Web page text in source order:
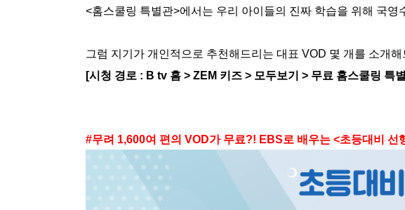
<홈스쿨링 특별관>에서는 우리 아이들의 진짜 학습을 위해 국
그럼 지기가 개인적으로 추천해드리는 대표 VOD 몇 개를 소개해
[시청 경로 : B tv 홈 > ZEM 키즈 > 모두보기 > 무료 홈스쿨링 특
#무려 1,600여 편의 VOD가 무료?! EBS로 배우는 <초등대비 선